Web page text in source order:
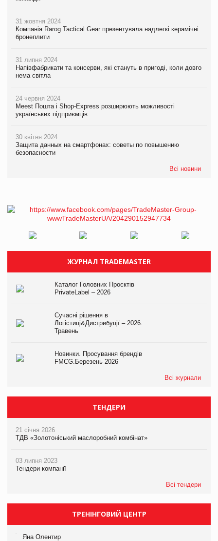
31 жовтня 2024
Компанія Rarog Tactical Gear презентувала надлегкі керамічні
бронеплити
31 липня 2024
Напівфабрикати та консерви, які стануть в пригоді, коли довго
нема світла
24 червня 2024
Meest Пошта і Shop-Express розширюють можливості
українських підприємців
30 квітня 2024
Защита данных на смартфонах: советы по повышению
безопасности
Всі новини
ЖУРНАЛ TRADEMASTER
Каталог Головних Проєктів
PrivateLabel – 2026
Сучасні рішення в
Логістиці&Дистрибуції – 2026.
Травень
Новинки. Просування брендів
FMCG.Березень 2026
Всі журнали
ТЕНДЕРИ
21 січня 2026
ТДВ «Золотоніський маслоробний комбінат»
03 липня 2023
Тендери компанії
Всі тендери
ТРЕНІНГОВИЙ ЦЕНТР
Яна Олентир